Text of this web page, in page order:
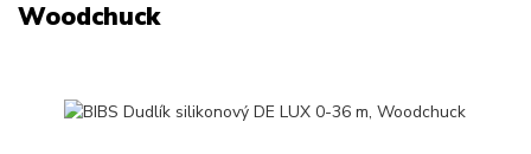
Woodchuck